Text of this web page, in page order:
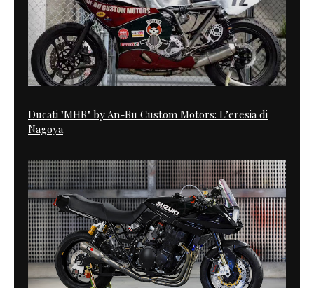
Ducati "MHR" by An-Bu Custom Motors: L’eresia di
Nagoya